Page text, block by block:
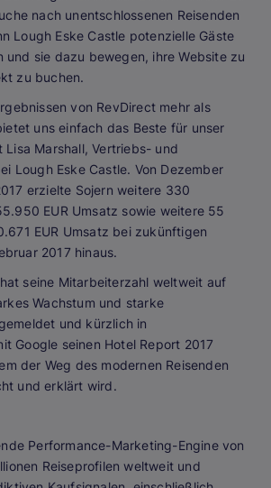
nach unentschlossenen Reisenden
Lough Eske Castle potenzielle Gäste
und sie dazu bewegen, ihre Website zu
zu buchen.
von RevDirect mehr als
uns einfach das Beste für unser
Lisa Marshall, Vertriebs- und
Lough Eske Castle. Von Dezember
erzielte Sojern weitere 330
EUR Umsatz sowie weitere 55
EUR Umsatz bei zukünftigen
2017 hinaus.
seine Mitarbeiterzahl weltweit auf
Wachstum und starke
und kürzlich in
Google seinen Hotel Report 2017
der Weg des modernen Reisenden
und erklärt wird.
Performance-Marketing-Engine von
Reiseprofilen weltweit und